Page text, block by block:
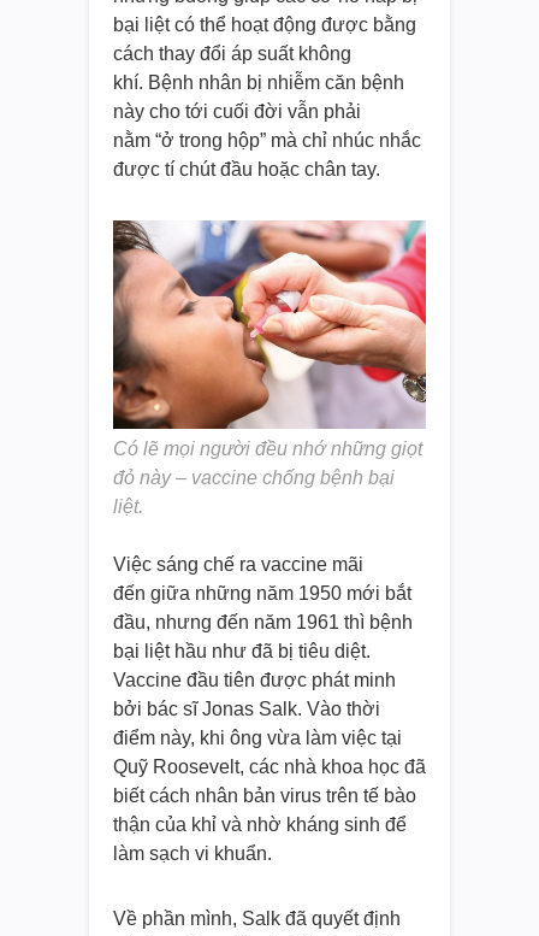
bại liệt có thể hoạt động được bằng
cách thay đổi áp suất không
khí. Bệnh nhân bị nhiễm căn bệnh
này cho tới cuối đời vẫn phải
nằm “ở trong hộp” mà chỉ nhúc nhắc
được tí chút đầu hoặc chân tay.
Có lẽ mọi người đều nhớ những giọt
đỏ này – vaccine chống bệnh bại
liệt.
Việc sáng chế ra vaccine mãi
đến giữa những năm 1950 mới bắt
đầu, nhưng đến năm 1961 thì bệnh
bại liệt hầu như đã bị tiêu diệt.
Vaccine đầu tiên được phát minh
bởi bác sĩ Jonas Salk. Vào thời
điểm này, khi ông vừa làm việc tại
Quỹ Roosevelt, các nhà khoa học đã
biết cách nhân bản virus trên tế bào
thận của khỉ và nhờ kháng sinh để
làm sạch vi khuẩn.
Về phần mình, Salk đã quyết định